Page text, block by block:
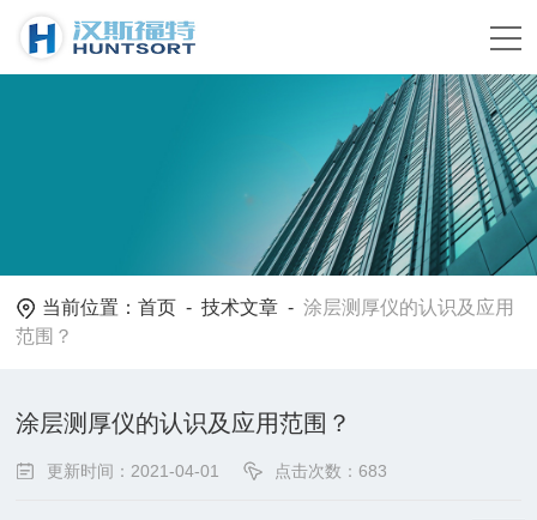
当前位置：首页 -技术文章 -涂层测厚仪的认识及应用
范围？
涂层测厚仪的认识及应用范围？
更新时间：2021-04-01 点击次数：683